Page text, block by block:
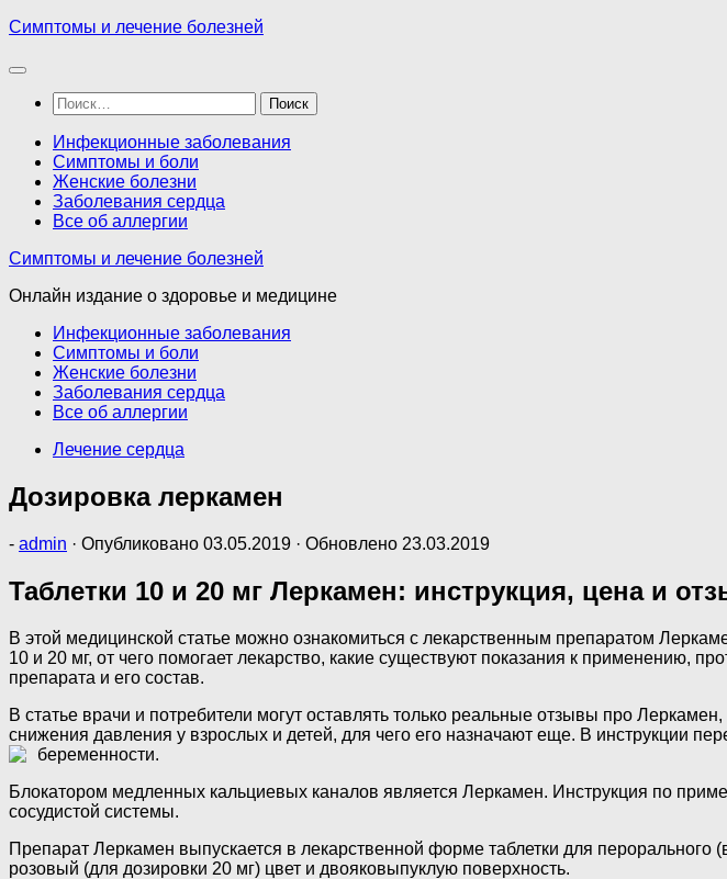
Перейти
содержимому
Симптомы и лечение болезней
Найти:
Инфекционные заболевания
Симптомы и боли
Женские болезни
Заболевания сердца
Все об аллергии
Симптомы и лечение болезней
Онлайн издание о здоровье и медицине
Инфекционные заболевания
Симптомы и боли
Женские болезни
Заболевания сердца
Все об аллергии
Лечение сердца
Дозировка леркамен
- admin · Опубликовано 03.05.2019 · Обновлено 23.03.2019
Таблетки 10 и 20 мг Леркамен: инструкция, цена и
В этой медицинской статье можно ознакомиться с лекарственным препаратом
10 и 20 мг, от чего помогает лекарство, какие существуют показания к
препарата и его состав.
В статье врачи и потребители могут оставлять только реальные отзывы про
снижения давления у взрослых и детей, для чего его назначают еще. В инструкции
беременности.
Блокатором медленных кальциевых каналов является Леркамен. Инструкция по
сосудистой системы.
Препарат Леркамен выпускается в лекарственной форме таблетки для
розовый (для дозировки 20 мг) цвет и двояковыпуклую поверхность.